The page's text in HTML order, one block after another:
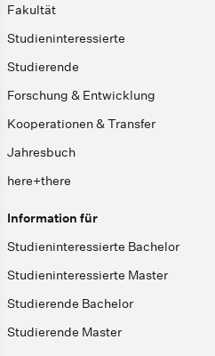
Fakultät
Studieninteressierte
Studierende
Forschung & Entwicklung
Kooperationen & Transfer
Jahresbuch
here+there
Information für
Studieninteressierte Bachelor
Studieninteressierte Master
Studierende Bachelor
Studierende Master